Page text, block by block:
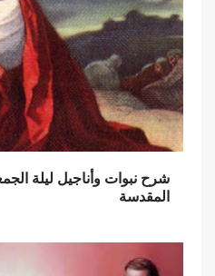
شرح نبوات وأناجيل ليلة
المقدسة